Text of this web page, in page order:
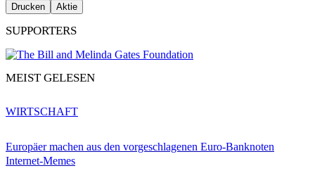
Drucken Aktie
SUPPORTERS
MEIST GELESEN
Europäer machen aus den vorgeschlagenen Euro-Banknoten
Internet-Memes
WIRTSCHAFT